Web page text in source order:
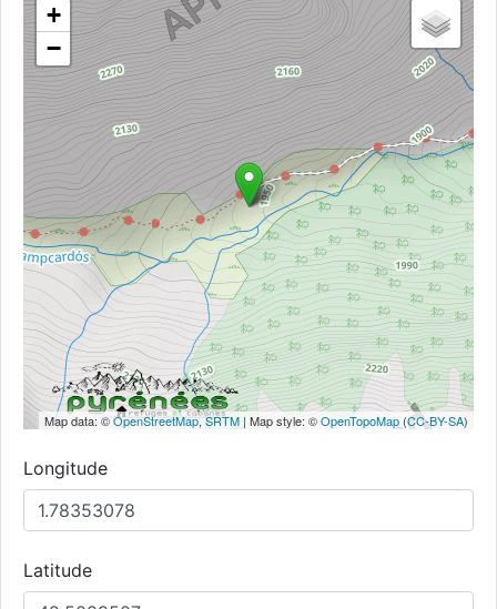
+
−
Map data: ©OpenStreetMap,SRTM | Map style: ©OpenTopoMap(CC-BY-SA)
Longitude
Latitude